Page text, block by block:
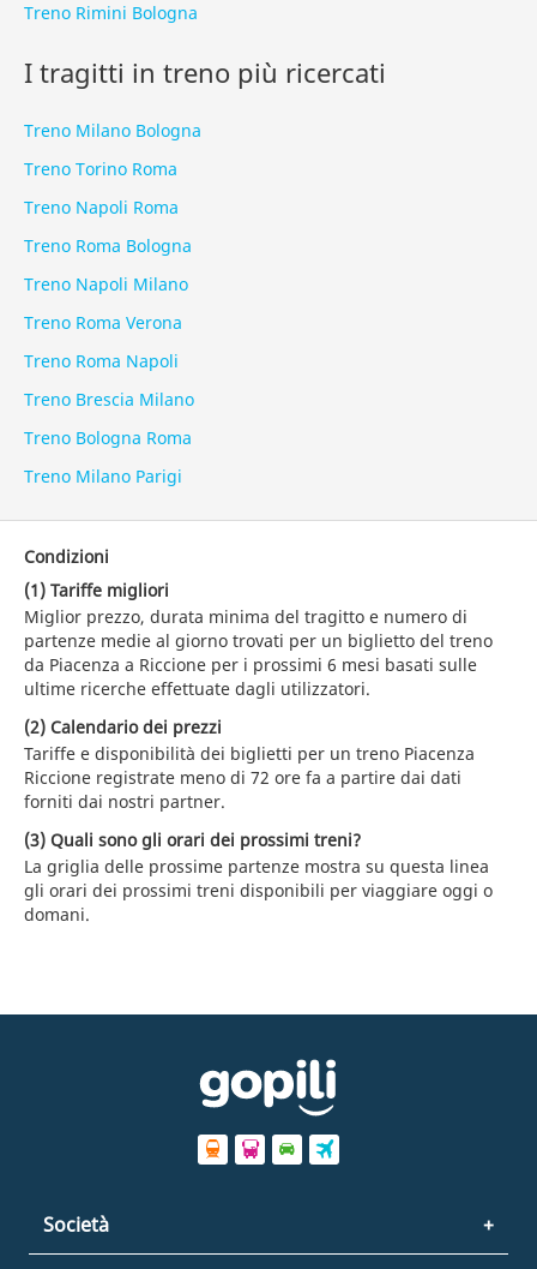
Treno Rimini Bologna
I tragitti in treno più ricercati
Treno Milano Bologna
Treno Torino Roma
Treno Napoli Roma
Treno Roma Bologna
Treno Napoli Milano
Treno Roma Verona
Treno Roma Napoli
Treno Brescia Milano
Treno Bologna Roma
Treno Milano Parigi
Condizioni
(1) Tariffe migliori
Miglior prezzo, durata minima del tragitto e numero di
partenze medie al giorno trovati per un biglietto del treno
da Piacenza a Riccione per i prossimi 6 mesi basati sulle
ultime ricerche effettuate dagli utilizzatori.
(2) Calendario dei prezzi
Tariffe e disponibilità dei biglietti per un treno Piacenza
Riccione registrate meno di 72 ore fa a partire dai dati
forniti dai nostri partner.
(3) Quali sono gli orari dei prossimi treni?
La griglia delle prossime partenze mostra su questa linea
gli orari dei prossimi treni disponibili per viaggiare oggi o
domani.
Società